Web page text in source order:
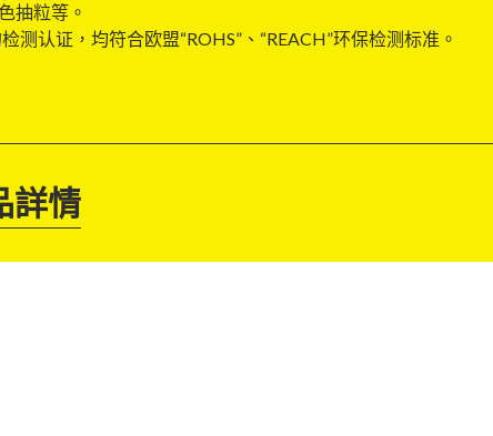
抽粒等。
认证，均符合欧盟“ROHS”、“REACH”环保检测标准。
詳情